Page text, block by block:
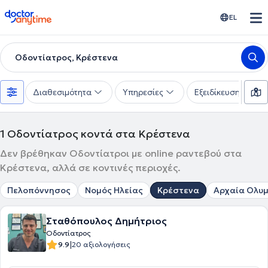
doctoranytime EL
Οδοντίατρος, Κρέστενα
Διαθεσιμότητα Υπηρεσίες Εξειδίκευση
1 Οδοντίατρος κοντά στα Κρέστενα
Δεν βρέθηκαν Οδοντίατροι με online ραντεβού στα
Κρέστενα, αλλά σε κοντινές περιοχές.
Πελοπόννησος Νομός Ηλείας Κρέστενα Αρχαία
Σταθόπουλος Δημήτριος
Οδοντίατρος
9.9|20 αξιολογήσεις